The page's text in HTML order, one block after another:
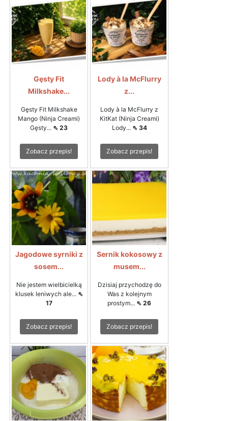
Gęsty Fit
Milkshake...
Gęsty Fit Milkshake
Mango (Ninja Creami)
Gęsty... ⇖ 23
Zobacz przepis!
Lody à la McFlurry
z...
Lody à la McFlurry z
KitKat (Ninja Creami)
Lody... ⇖ 34
Zobacz przepis!
Jagodowe syrniki z
sosem...
Nie jestem wielbicielką
klusek leniwych ale... ⇖
17
Zobacz przepis!
Sernik kokosowy z
musem...
Dzisiaj przychodzę do
Was z kolejnym
prostym... ⇖ 26
Zobacz przepis!